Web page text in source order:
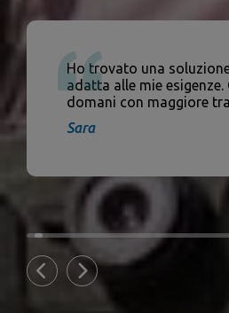
Ho trovato una
adatta alle mie
domani con maggiore
Sara
123